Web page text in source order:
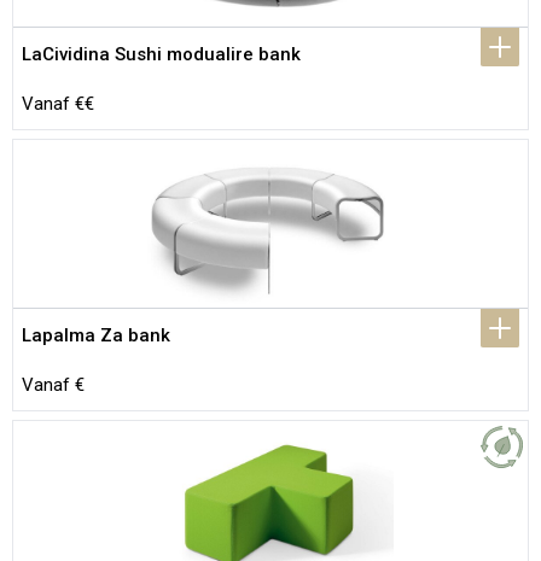
LaCividina Sushi modualire bank
Vanaf €€
Lapalma Za bank
Vanaf €